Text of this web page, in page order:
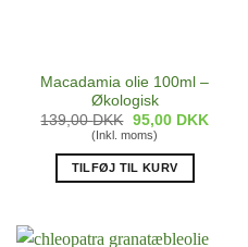
Macadamia olie 100ml –
Økologisk
139,00DKK Den
oprindelige
var:
139,00 DKK.
95,00 DKKDen
(Inkl. moms)
TILFØJ TIL KURV